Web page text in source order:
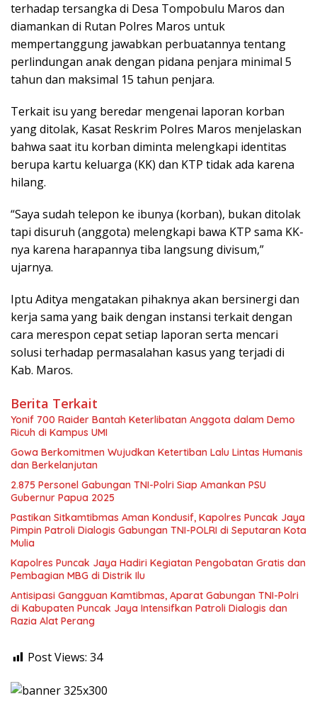
terhadap tersangka di Desa Tompobulu Maros dan
diamankan di Rutan Polres Maros untuk
mempertanggung jawabkan perbuatannya tentang
perlindungan anak dengan pidana penjara minimal 5
tahun dan maksimal 15 tahun penjara.
Terkait isu yang beredar mengenai laporan korban
yang ditolak, Kasat Reskrim Polres Maros menjelaskan
bahwa saat itu korban diminta melengkapi identitas
berupa kartu keluarga (KK) dan KTP tidak ada karena
hilang.
“Saya sudah telepon ke ibunya (korban), bukan ditolak
tapi disuruh (anggota) melengkapi bawa KTP sama KK-
nya karena harapannya tiba langsung divisum,”
ujarnya.
Iptu Aditya mengatakan pihaknya akan bersinergi dan
kerja sama yang baik dengan instansi terkait dengan
cara merespon cepat setiap laporan serta mencari
solusi terhadap permasalahan kasus yang terjadi di
Kab. Maros.
Berita Terkait
Yonif 700 Raider Bantah Keterlibatan Anggota dalam Demo
Ricuh di Kampus UMI
Gowa Berkomitmen Wujudkan Ketertiban Lalu Lintas Humanis
dan Berkelanjutan
2.875 Personel Gabungan TNI-Polri Siap Amankan PSU
Gubernur Papua 2025
Pastikan Sitkamtibmas Aman Kondusif, Kapolres Puncak Jaya
Pimpin Patroli Dialogis Gabungan TNI-POLRI di Seputaran Kota
Mulia
Kapolres Puncak Jaya Hadiri Kegiatan Pengobatan Gratis dan
Pembagian MBG di Distrik Ilu
Antisipasi Gangguan Kamtibmas, Aparat Gabungan TNI-Polri
di Kabupaten Puncak Jaya Intensifkan Patroli Dialogis dan
Razia Alat Perang
Post Views: 34